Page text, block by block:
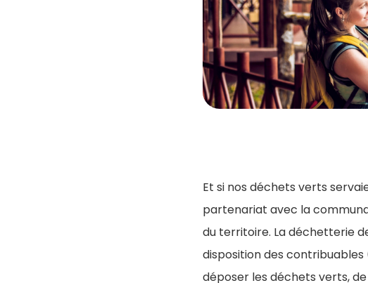
Et si nos déchets verts
partenariat avec la
du territoire. La déchetterie
disposition des
déposer les déchets verts,